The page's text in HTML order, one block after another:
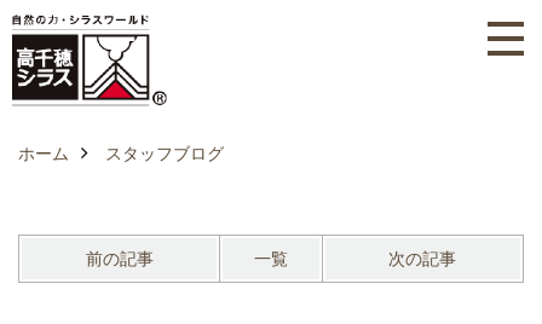
ホーム スタッフブログ
前の記事 一覧 次の記事